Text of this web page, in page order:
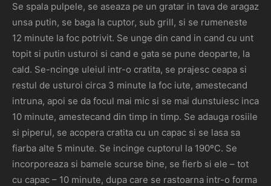
Se spala pulpele, se aseaza pe un gratar in tava de aragaz
unsa putin, se baga la cuptor, sub grill, si se rumeneste
12 minute la foc potrivit. Se unge din cand in cand cu unt
topit si putin usturoi si cand e gata se pune deoparte, la
cald. Se-ncinge uleiul intr-o cratita, se prajesc ceapa si
restul de usturoi circa 3 minute la foc iute, amestecand
intruna, apoi se da focul mai mic si se mai dunstuiesc inca
10 minute, amestecand din timp in timp. Se adauga rosiile
si piperul, se acopera cratita cu un capac si se lasa sa
fiarba alte 5 minute. Se incinge cuptorul la 190ºC. Se
incorporeaza si bamele scurse bine, se fierb si ele – tot
cu capac – 10 minute, dupa care se rastoarna intr-o forma